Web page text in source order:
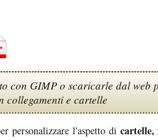
con GIMP o scaricarle dal web
collegamenti e cartelle
personalizzare l'aspetto dicartelle,